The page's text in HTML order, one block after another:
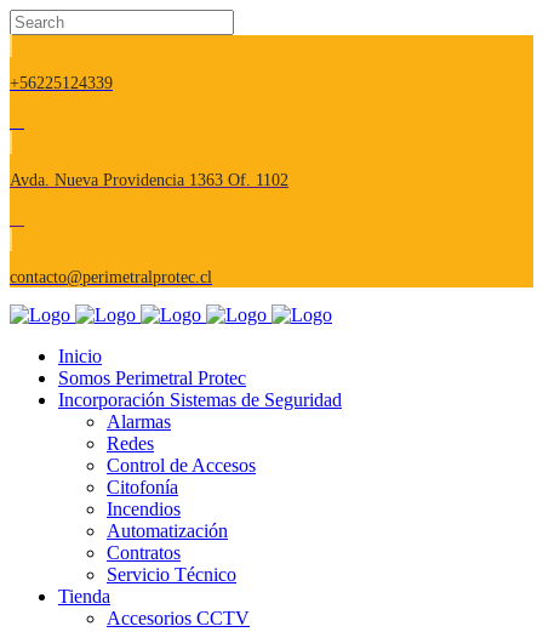
+56225124339
Avda. Nueva Providencia 1363 Of. 1102
contacto@perimetralprotec.cl
Inicio
Somos Perimetral Protec
Incorporación Sistemas de Seguridad
Alarmas
Redes
Control de Accesos
Citofonía
Incendios
Automatización
Contratos
Servicio Técnico
Tienda
Accesorios CCTV